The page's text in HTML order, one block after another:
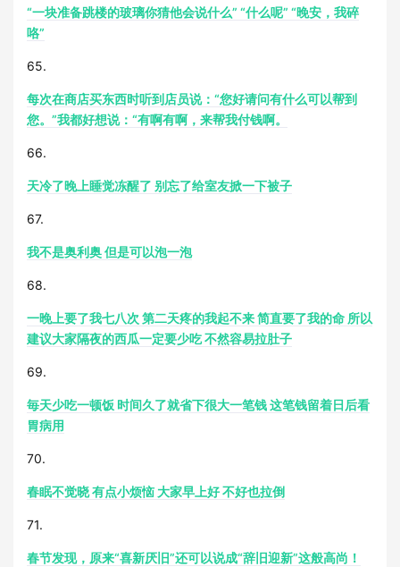
“一块准备跳楼的玻璃你猜他会说什么” “什么呢” “晚安，我碎
咯”
65.
每次在商店买东西时听到店员说：“您好请问有什么可以帮到
您。”我都好想说：“有啊有啊，来帮我付钱啊。
66.
天冷了晚上睡觉冻醒了 别忘了给室友掀一下被子
67.
我不是奥利奥 但是可以泡一泡
68.
一晚上要了我七八次 第二天疼的我起不来 简直要了我的命 所以
建议大家隔夜的西瓜一定要少吃 不然容易拉肚子
69.
毎天少吃一顿饭 时间久了就省下很大一笔钱 这笔钱留着日后看
胃病用
70.
春眠不觉晓 有点小烦恼 大家早上好 不好也拉倒
71.
春节发现，原来“喜新厌旧”还可以说成“辞旧迎新”这般高尚！